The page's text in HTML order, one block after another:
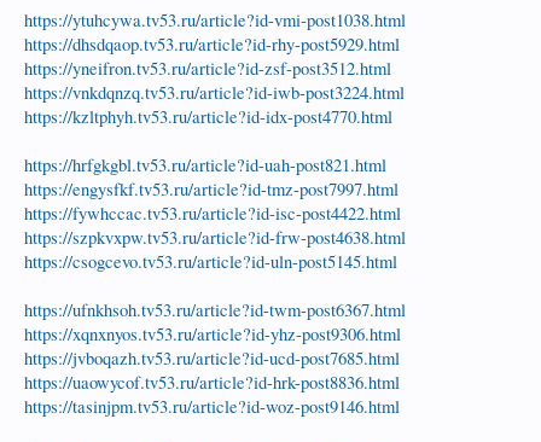
https://ytuhcywa.tv53.ru/article?id-vmi-post1038.html
https://dhsdqaop.tv53.ru/article?id-rhy-post5929.html
https://yneifron.tv53.ru/article?id-zsf-post3512.html
https://vnkdqnzq.tv53.ru/article?id-iwb-post3224.html
https://kzltphyh.tv53.ru/article?id-idx-post4770.html
https://hrfgkgbl.tv53.ru/article?id-uah-post821.html
https://engysfkf.tv53.ru/article?id-tmz-post7997.html
https://fywhccac.tv53.ru/article?id-isc-post4422.html
https://szpkvxpw.tv53.ru/article?id-frw-post4638.html
https://csogcevo.tv53.ru/article?id-uln-post5145.html
https://ufnkhsoh.tv53.ru/article?id-twm-post6367.html
https://xqnxnyos.tv53.ru/article?id-yhz-post9306.html
https://jvboqazh.tv53.ru/article?id-ucd-post7685.html
https://uaowycof.tv53.ru/article?id-hrk-post8836.html
https://tasinjpm.tv53.ru/article?id-woz-post9146.html